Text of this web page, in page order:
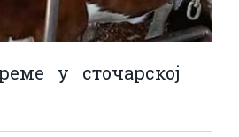
у сточарској